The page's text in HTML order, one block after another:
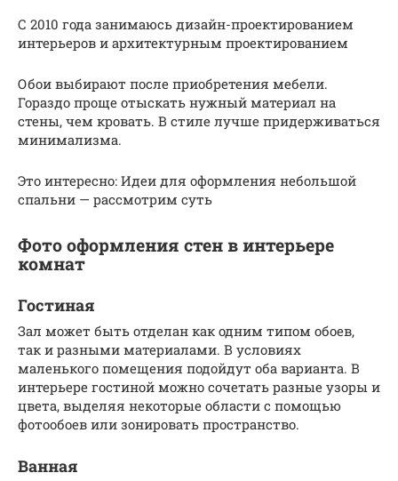
С 2010 года занимаюсь дизайн-проектированием
интерьеров и архитектурным проектированием
Обои выбирают после приобретения мебели.
Гораздо проще отыскать нужный материал на
стены, чем кровать. В стиле лучше придерживаться
минимализма.
Это интересно: Идеи для оформления небольшой
спальни — рассмотрим суть
Фото оформления стен в интерьере
комнат
Гостиная
Зал может быть отделан как одним типом обоев,
так и разными материалами. В условиях
маленького помещения подойдут оба варианта. В
интерьере гостиной можно сочетать разные узоры и
цвета, выделяя некоторые области с помощью
фотообоев или зонировать пространство.
Ванная